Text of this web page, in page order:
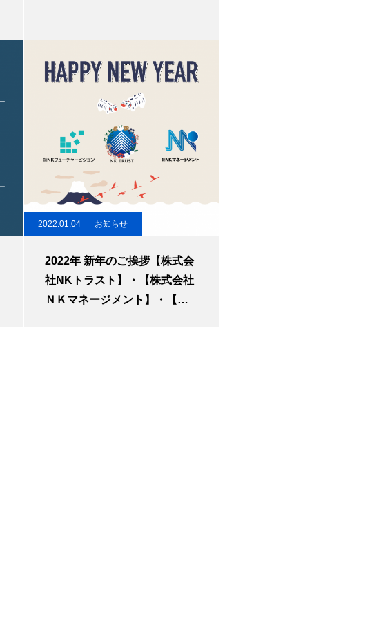
2022.01.04 お知らせ
2022年 新年のご挨拶【株式会
社NKトラスト】・【株式会社
ＮＫマネージメント】・【株